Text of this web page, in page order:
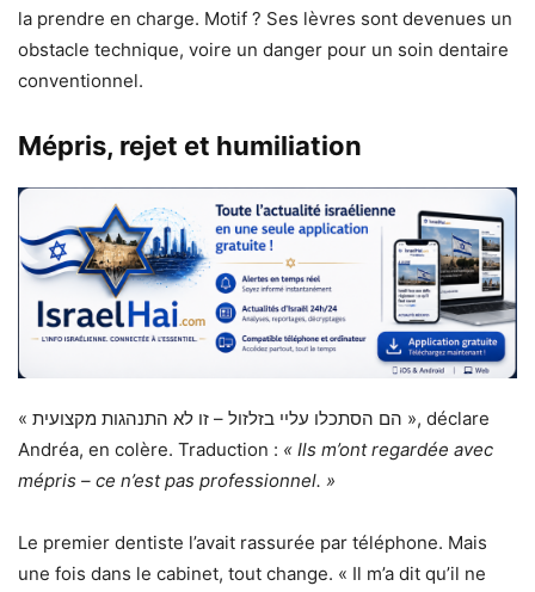
la prendre en charge. Motif ? Ses lèvres sont devenues un
obstacle technique, voire un danger pour un soin dentaire
conventionnel.
Mépris, rejet et humiliation
« הם הסתכלו עליי בזלזול – זו לא התנהגות מקצועית », déclare
Andréa, en colère. Traduction : « Ils m’ont regardée avec
mépris – ce n’est pas professionnel. »
Le premier dentiste l’avait rassurée par téléphone. Mais
une fois dans le cabinet, tout change. « Il m’a dit qu’il ne